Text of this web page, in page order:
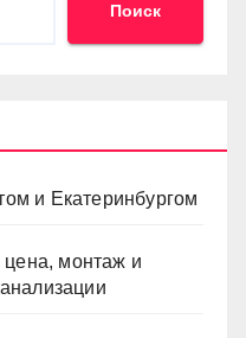
Поиск
и Екатеринбургом
цена, монтаж и